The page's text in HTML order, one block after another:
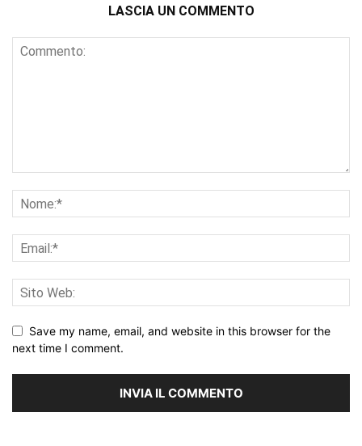
LASCIA UN COMMENTO
Save my name, email, and website in this browser for the
next time I comment.